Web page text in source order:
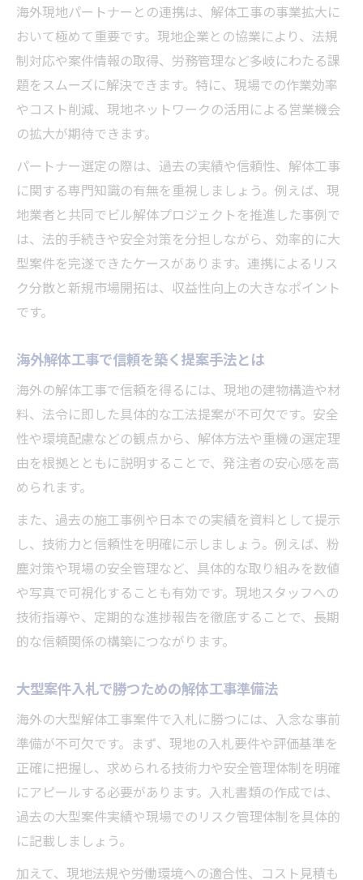
海外現地パートナーとの連携は、解体工事の事業拡大に
おいて極めて重要です。現地企業との協業により、法規
制対応や案件情報の取得、労務管理など多岐にわたる課
題をスムーズに解決できます。特に、現場での作業効率
やコスト削減、現地ネットワークの活用による営業機会
の拡大が期待できます。
パートナー選定の際は、過去の実績や信頼性、解体工事
に関する専門知識の有無を重視しましょう。例えば、現
地業者と共同でビル解体プロジェクトを推進した事例で
は、法的手続きや安全対策を分担しながら、効率的に大
型案件を完遂できたケースがあります。連携によるリス
ク分散と新規市場開拓は、収益性向上の大きなポイント
です。
海外解体工事で信頼を築く提案手法とは
海外の解体工事で信頼を得るには、現地の建物構造や材
料、法令に即した具体的な工法提案が不可欠です。安全
性や環境配慮などの観点から、解体方法や重機の選定理
由を根拠とともに説明することで、発注者の安心感を高
められます。
また、過去の施工事例や日本での実績を資料として提示
し、技術力と信頼性を明確に示しましょう。例えば、粉
塵対策や現場の安全管理など、具体的な取り組みを数値
や写真で可視化することも有効です。現地スタッフへの
技術指導や、定期的な進捗報告を徹底することで、長期
的な信頼関係の構築につながります。
大型案件入札で勝つための解体工事準備法
海外の大型解体工事案件で入札に勝つには、入念な事前
準備が不可欠です。まず、現地の入札要件や評価基準を
正確に把握し、求められる技術力や安全管理体制を明確
にアピールする必要があります。入札書類の作成では、
過去の大型案件実績や現場でのリスク管理体制を具体的
に記載しましょう。
加えて、現地法規や労働環境への適合性、コスト見積も